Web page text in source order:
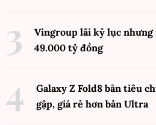
Vingroup lãi kỷ lục nhưng
49.000 tỷ đồng
Galaxy Z Fold8 bản tiêu
gập, giá rẻ hơn bản Ultra